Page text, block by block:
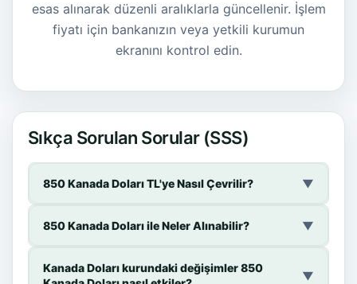
esas alınarak düzenli aralıklarla güncellenir. İşlem
fiyatı için bankanızın veya yetkili kurumun
ekranını kontrol edin.
Sıkça Sorulan Sorular (SSS)
850 Kanada Doları TL'ye Nasıl Çevrilir? ▼
850 Kanada Doları ile Neler Alınabilir? ▼
Kanada Doları kurundaki değişimler 850
▼